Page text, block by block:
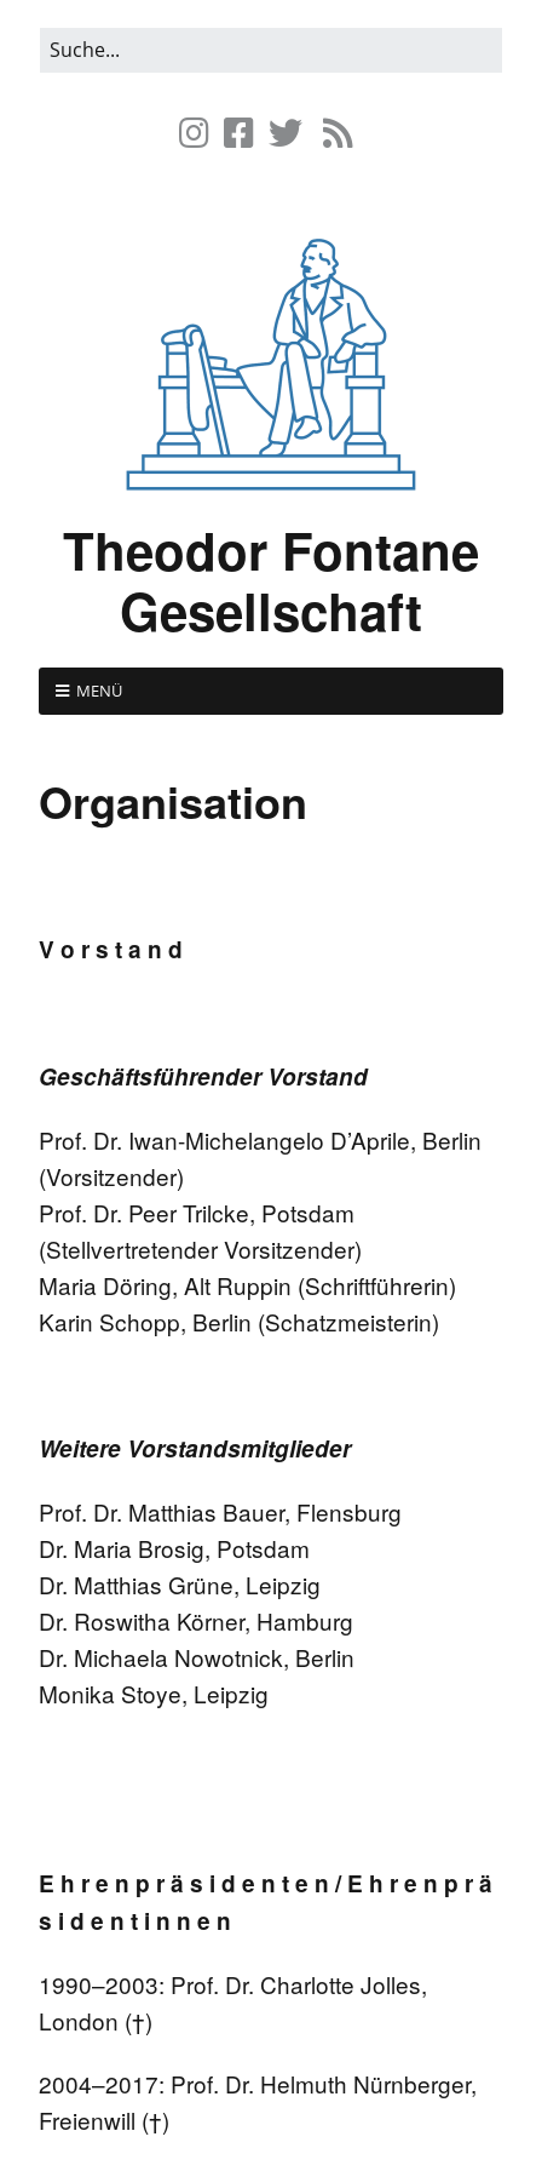
Theodor Fontane
Gesellschaft
MENÜ
Organisation
V o r s t a n d
Geschäftsführender Vorstand
Prof. Dr. Iwan-Michelangelo D’Aprile, Berlin
(Vorsitzender)
Prof. Dr. Peer Trilcke, Potsdam
(Stellvertretender Vorsitzender)
Maria Döring, Alt Ruppin (Schriftführerin)
Karin Schopp, Berlin (Schatzmeisterin)
Weitere Vorstandsmitglieder
Prof. Dr. Matthias Bauer, Flensburg
Dr. Maria Brosig, Potsdam
Dr. Matthias Grüne, Leipzig
Dr. Roswitha Körner, Hamburg
Dr. Michaela Nowotnick, Berlin
Monika Stoye, Leipzig
E h r e n p r ä s i d e n t e n / E h r e n p r ä
s i d e n t i n n e n
1990–2003: Prof. Dr. Charlotte Jolles,
London (†)
2004–2017: Prof. Dr. Helmuth Nürnberger,
Freienwill (†)